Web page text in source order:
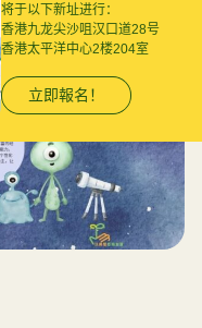
将于以下新址进行：
香港九龙尖沙咀汉口道28号
香港太平洋中心2楼204室
立即報名！